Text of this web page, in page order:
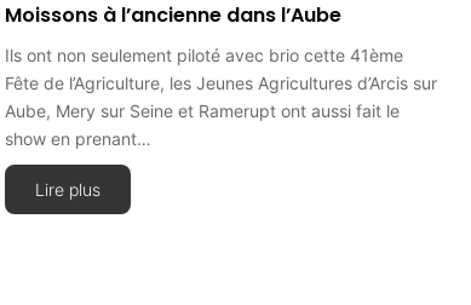
Moissons à l’ancienne dans l’Aube
Ils ont non seulement piloté avec brio cette 41ème
Fête de l’Agriculture, les Jeunes Agricultures d’Arcis sur
Aube, Mery sur Seine et Ramerupt ont aussi fait le
show en prenant…
Lire plus